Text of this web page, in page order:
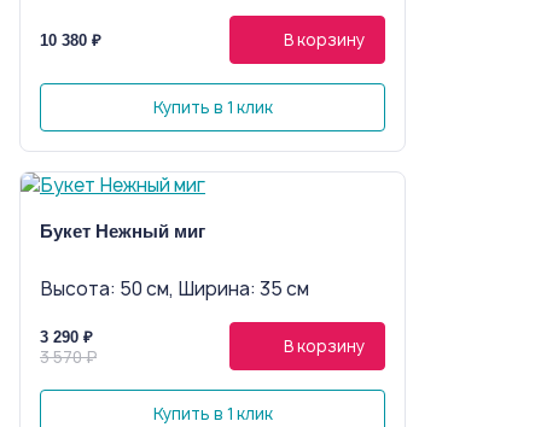
10 380 ₽ В корзину
Купить в 1 клик
Букет Нежный миг
Высота: 50 см, Ширина: 35 см
3 290 ₽
3 570 ₽ В корзину
Купить в 1 клик